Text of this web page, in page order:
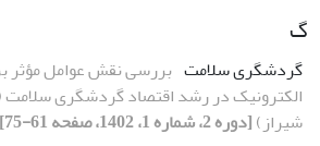
گ
گردشگری سلامت بررسی نقش عوامل مؤثر بر
الکترونیک در رشد اقتصاد گردشگری سلامت
شیراز)[دوره 2، شماره 1، 1402، صفحه 61-75]